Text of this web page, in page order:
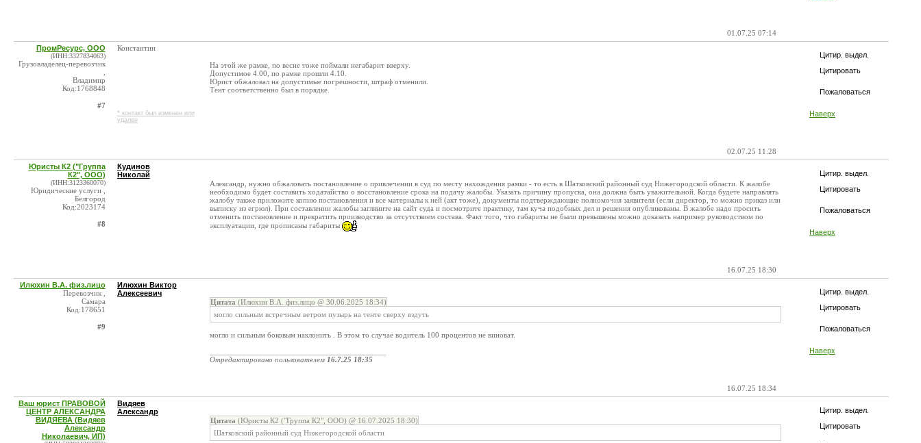
01.07.25 07:14
Цитир. выдел.
Цитировать
Пожаловаться
Наверх
ПромРесурс, ООО
(ИНН:3327834063)
Грузовладелец-перевозчик
Владимир
Код:1768848
#7
Константин
* контакт был изменен или
удален
На этой же рамке, по весне тоже поймали негабарит вверху.
Допустимое 4.00, по рамке прошли 4.10.
Юрист обжаловал на допустимые погрешности, штраф отменили.
Тент соответственно был в порядке.
02.07.25 11:28
Цитир. выдел.
Цитировать
Пожаловаться
Наверх
Юристы К2 ("Группа
К2", ООО)
(ИНН:3123360070)
Юридические услуги ,
Белгород
Код:2023174
#8
Кудинов
Николай
Александр, нужно обжаловать постановление о привлечении в суд по месту нахождения рамки - то есть в Шатковский районный суд Нижегородской области. К жалобе
необходимо будет составить ходатайство о восстановление срока на подачу жалобы. Указать причину пропуска, она должна быть уважительной. Когда будете направлять
жалобу также приложите копию постановления и все материалы к ней (акт тоже), документы подтверждающие полномочия заявителя (если директор, то можно приказ или
выписку из егрюл). При составлении жалобы загляните на сайт суда и посмотрите практику, там куча подобных дел и решения опубликованы. В жалобе надо просить
отменить постановление и прекратить производство за отсутствием состава. Факт того, что габариты не были превышены можно доказать например руководством по
эксплуатации, где прописаны габариты
16.07.25 18:30
Цитир. выдел.
Цитировать
Пожаловаться
Наверх
Илюхин В.А. физ.лицо
Перевозчик ,
Самара
Код:178651
#9
Илюхин Виктор
Алексеевич
Цитата (Илюхин В.А. физ.лицо @ 30.06.2025 18:34)
могло сильным встречным ветром пузырь на тенте сверху вздуть
могло и сильным боковым наклонить . В этом то случае водитель 100 процентов не виноват.
Отредактировано пользователем 16.7.25 18:35
16.07.25 18:34
Цитир. выдел.
Цитировать
Ваш юрист ПРАВОВОЙ
ЦЕНТР АЛЕКСАНДРА
ВИДЯЕВА (Видяев
Александр
Николаевич, ИП)
Видяев
Александр
Цитата (Юристы К2 ("Группа К2", ООО) @ 16.07.2025 18:30)
Шатковский районный суд Нижегородской области